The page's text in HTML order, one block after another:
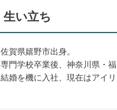
生い立ち
佐賀県嬉野市出身。
専門学校卒業後、神奈川県・福
結婚を機に入社、現在はアイリ